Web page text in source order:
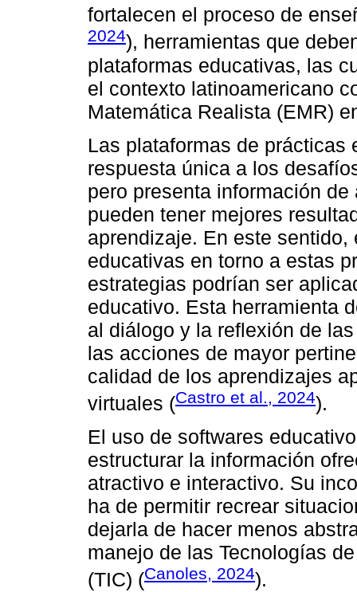
fortalecen el proceso de
2024), herramientas que
plataformas educativas, las
el contexto latinoamericano
Matemática Realista (EMR)
Las plataformas de prácticas
respuesta única a los
pero presenta información
pueden tener mejores
aprendizaje. En este
educativas en torno a estas
estrategias podrían ser
educativo. Esta herramienta
al diálogo y la reflexión de
las acciones de mayor
calidad de los aprendizajes
virtuales (Castro et al., 2024).
El uso de softwares
estructurar la información
atractivo e interactivo. Su
ha de permitir recrear
dejarla de hacer menos
manejo de las Tecnologías
(TIC) (Canoles, 2024).